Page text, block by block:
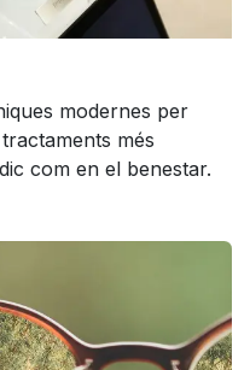
modernes per
més
com en el benestar.